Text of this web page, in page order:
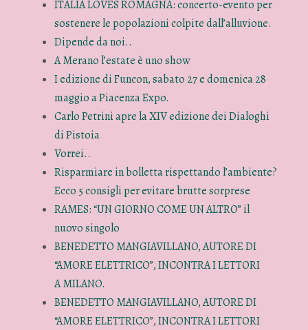
ITALIA LOVES ROMAGNA: concerto-evento per
sostenere le popolazioni colpite dall’alluvione.
Dipende da noi..
A Merano l’estate è uno show
I edizione di Funcon, sabato 27 e domenica 28
maggio a Piacenza Expo.
Carlo Petrini apre la XIV edizione dei Dialoghi
di Pistoia
Vorrei..
Risparmiare in bolletta rispettando l’ambiente?
Ecco 5 consigli per evitare brutte sorprese
RAMES: “UN GIORNO COME UN ALTRO” il
nuovo singolo
BENEDETTO MANGIAVILLANO, AUTORE DI
“AMORE ELETTRICO”, INCONTRA I LETTORI
A MILANO.
BENEDETTO MANGIAVILLANO, AUTORE DI
“AMORE ELETTRICO”, INCONTRA I LETTORI